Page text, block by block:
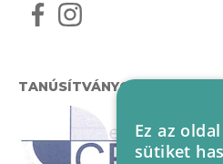
TANÚSÍTVÁNYOK
Ez az
sütiket